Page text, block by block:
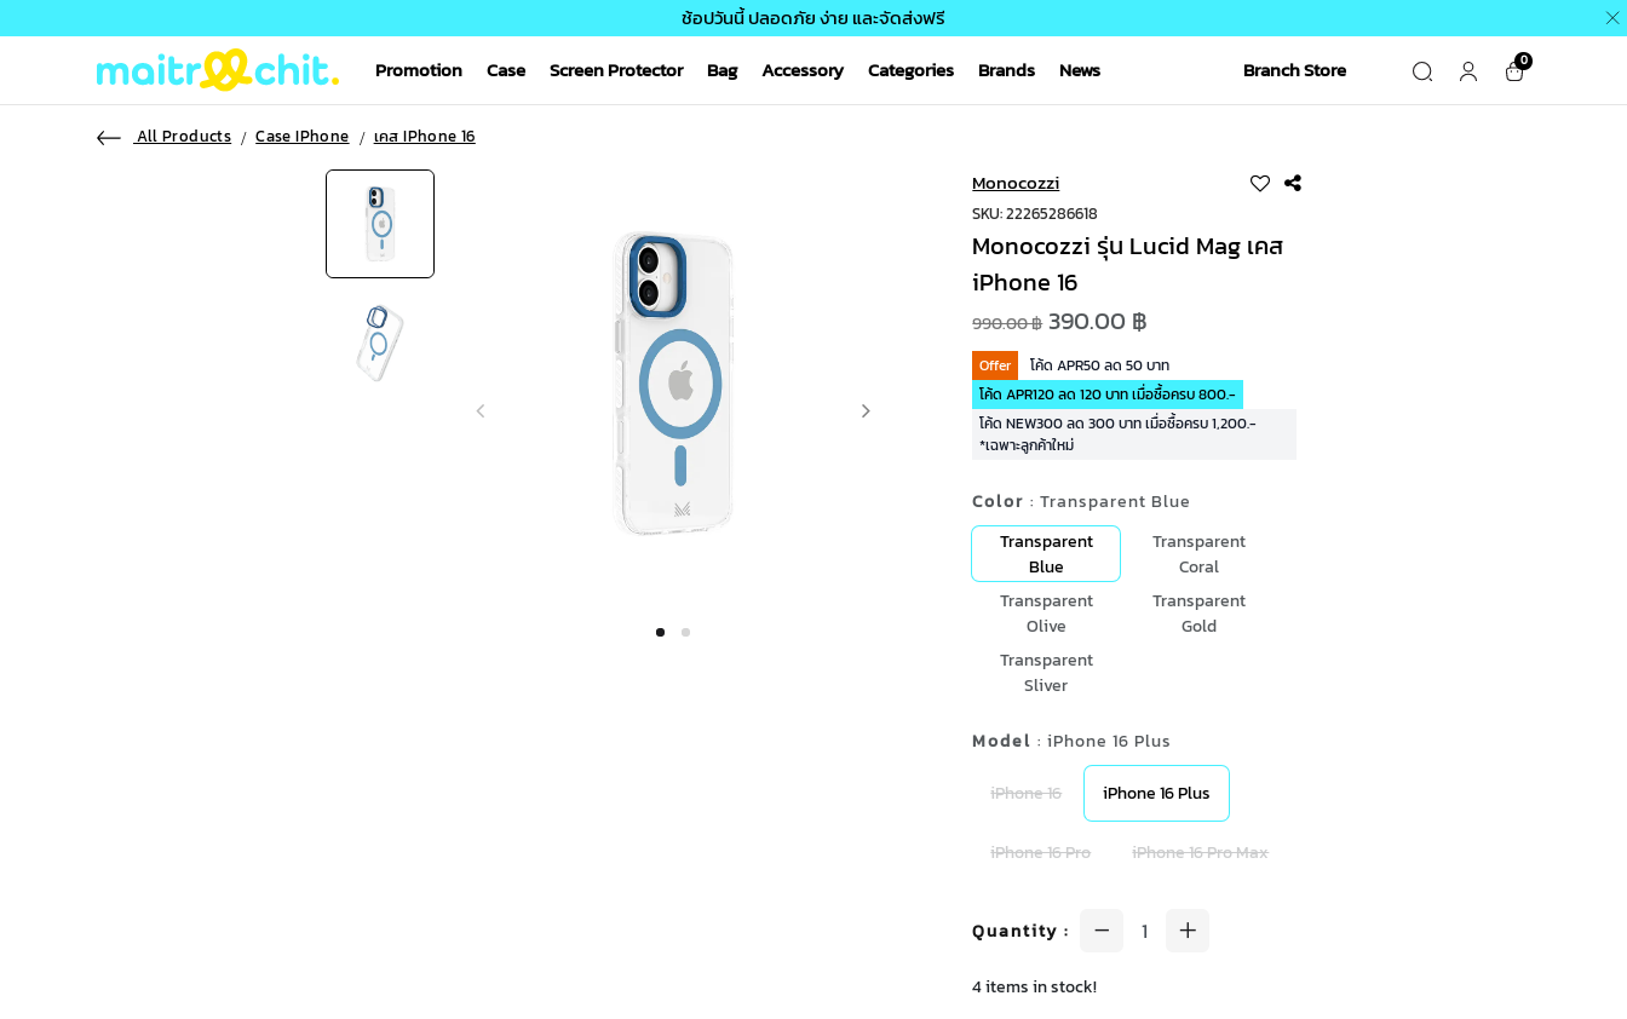
ช้อปวันนี้ ปลอดภัย ง่าย และจัดส่งฟรี
Promotion
Case Screen Protector Bag Accessory Categories Brands News Branch Store 0
All Products Case IPhone เคส IPhone 16
Monocozzi
SKU: 22265286618
Monocozzi รุ่น Lucid Mag เคส
iPhone 16
990.00 ฿390.00 ฿
Offer
โค้ด APR50 ลด 50 บาท
โค้ด APR120 ลด 120 บาท เมื่อซื้อครบ 800.-
โค้ด NEW300 ลด 300 บาท เมื่อซื้อครบ 1,200.-
*เฉพาะลูกค้าใหม่
Color: Transparent Blue
Transparent
Blue
Transparent
Coral
Transparent
Olive
Transparent
Gold
Transparent
Sliver
Model: iPhone 16 Plus
iPhone 16 iPhone 16 Plus
iPhone 16 Pro iPhone 16 Pro Max
Quantity:
4 items in stock!